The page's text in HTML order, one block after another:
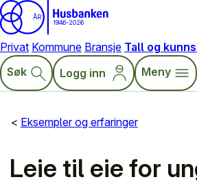
ÅR
1946-2026
Privat Kommune Bransje Tall og
Søk
Logg inn Meny
Eksempler og erfaringer
Leie til eie for